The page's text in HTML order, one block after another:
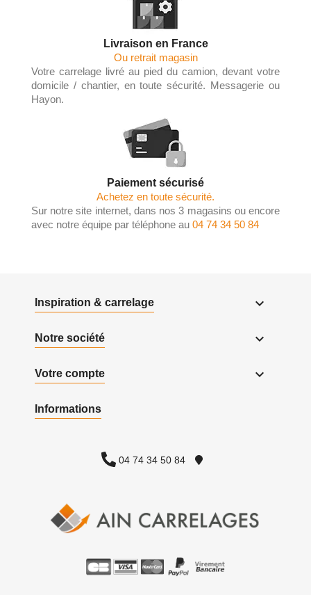
Livraison en France
Ou retrait magasin
Votre carrelage livré au pied du camion, devant votre
domicile / chantier, en toute sécurité. Messagerie ou
Hayon.
Paiement sécurisé
Achetez en toute sécurité.
Sur notre site internet, dans nos 3 magasins ou encore
avec notre équipe par téléphone au 04 74 34 50 84
Inspiration & carrelage 
Notre société 
Votre compte 
Informations
04 74 34 50 84